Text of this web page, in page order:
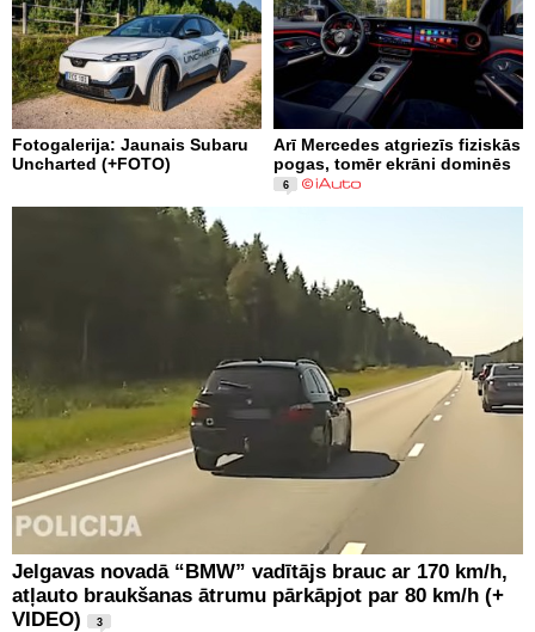
Fotogalerija: Jaunais Subaru
Uncharted (+FOTO)
Arī Mercedes atgriezīs fiziskās
pogas, tomēr ekrāni dominēs
6
Jelgavas novadā “BMW” vadītājs brauc ar 170 km/h,
atļauto braukšanas ātrumu pārkāpjot par 80 km/h (+
VIDEO)
3